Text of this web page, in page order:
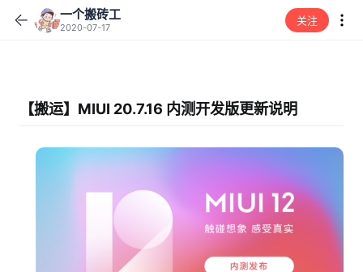
一个搬砖工
2020-07-17
关注
【搬运】MIUI 20.7.16 内测开发版更新说明